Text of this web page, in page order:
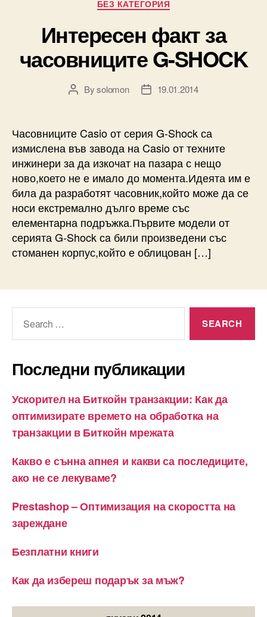
БЕЗ КАТЕГОРИЯ
Интересен факт за
часовниците G-SHOCK
PostBysolomon
Post19.01.2014
Часовниците Casio от серия G-Shock са
измислена във завода на Casio от техните
инжинери за да изкочат на пазара с нещо
ново,което не е имало до момента.Идеята им е
била да разработят часовник,който може да се
носи екстремално дълго време със
елементарна подръжка.Първите модели от
серията G-Shock сa били произведени със
стоманен корпус,който е облицован […]
Последни публикации
Ускорител на Биткойн транзакции: Как да
оптимизирате времето на обработка на
транзакции в Биткойн мрежата
Какво е сънна апнея и какви са последиците,
ако не се лекуваме?
Prestashop – Оптимизация на скоростта на
зареждане
Безплатни книги
Как да избереш подарък за мъж?